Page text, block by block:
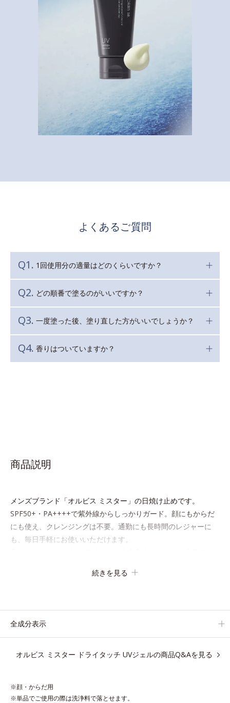
よくあるご質問
1回使用分の適量はどのくらいですか？
どの順番で塗るのがいいですか？
一度塗った後、塗り直した方がいいでしょうか？
香りはついていますか？
商品説明
メンズブランド「オルビス ミスター」の日焼け止めです。
SPF50+・PA++++で紫外線からしっかりガード。顔にもからだ
にも使え、クレンジングは不要。通勤にも長時間のレジャーに
も、毎日手軽にお使いいただけます。
成分を抱え込む技術を採用しました。さらに皮脂吸着パウダー
です。
*1 自社比較
*4 皮脂吸着によるテカリ防止
続きを見る
全成分表示
オルビス ミスター ドライタッチ UVジェルの商品Q&Aを見る
※顔・からだ用
※単品でご使用の際は洗浄料で落とせます。